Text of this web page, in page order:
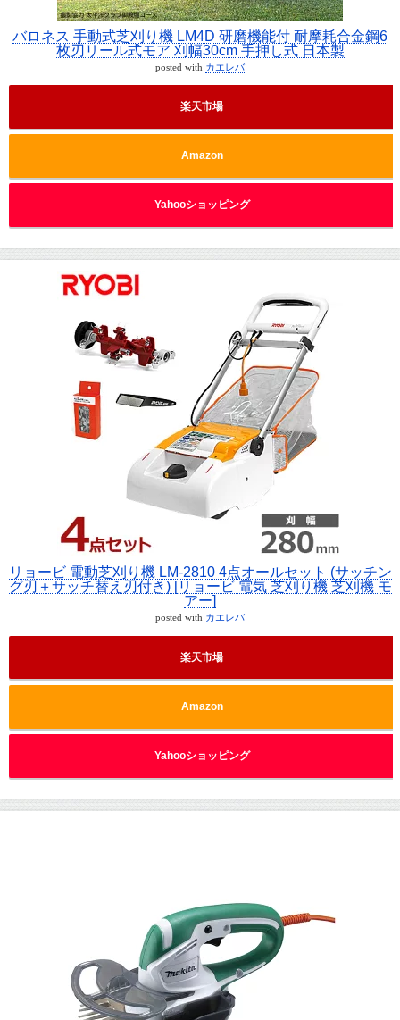
バロネス 手動式芝刈り機 LM4D 研磨機能付 耐摩耗合金鋼6
枚刃リール式モア 刈幅30cm 手押し式 日本製
posted with カエレバ
楽天市場
Amazon
Yahooショッピング
リョービ 電動芝刈り機 LM-2810 4点オールセット (サッチン
グ刃＋サッチ替え刃付き) [リョービ 電気 芝刈り機 芝刈機 モ
アー]
posted with カエレバ
楽天市場
Amazon
Yahooショッピング